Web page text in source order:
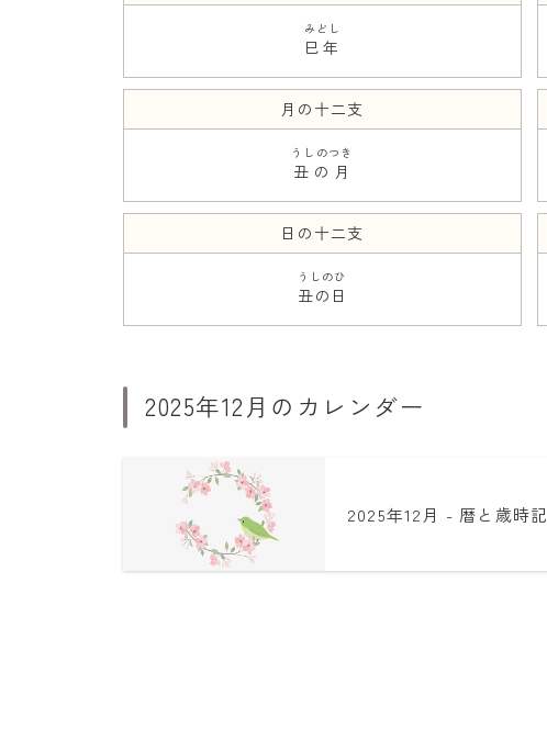
巳年
みどし
月の十二支
丑の月
うしのつき
日の十二支
丑の日
うしのひ
2025年12月のカレンダー
2025年12月 - 暦と歳時記